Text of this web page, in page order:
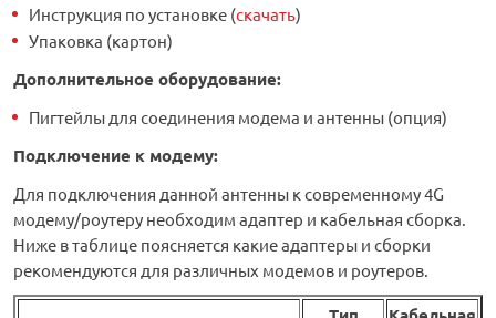
Инструкция по установке (скачать)
Упаковка (картон)
Дополнительное оборудование:
Пигтейлы для соединения модема и антенны (опция)
Подключение к модему:
Для подключения данной антенны к современному 4G
модему/роутеру необходим адаптер и кабельная сборка.
Ниже в таблице поясняется какие адаптеры и сборки
рекомендуются для различных модемов и роутеров.